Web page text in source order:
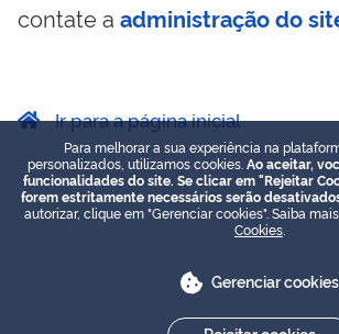
contate a administração do
Ir para a página inicial
Para melhorar a sua experiência na
personalizados, utilizamos cookies. Ao aceitar,
funcionalidades do site. Se clicar em "Rejeitar
forem estritamente necessários serão
autorizar, clique em "Gerenciar cookies". Saiba
Cookies
Gerenciar cookies